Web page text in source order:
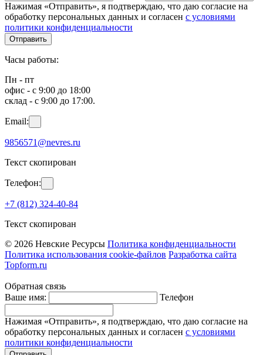
Нажимая «Отправить», я подтверждаю, что даю согласие на
обработку персональных данных и согласен с условиями
политики конфиденциальности
Отправить
Часы работы:
Пн - пт
офис - с 9:00 до 18:00
склад - с 9:00 до 17:00.
Email:
9856571@nevres.ru
Текст скопирован
Телефон:
+7 (812) 324-40-84
Текст скопирован
© 2026 Невские Ресурсы Политика конфиденциальности
Политика использования cookie-файлов Разработка сайта
Topform.ru
Обратная связь
Ваше имя:
Телефон
Нажимая «Отправить», я подтверждаю, что даю согласие на
обработку персональных данных и согласен с условиями
политики конфиденциальности